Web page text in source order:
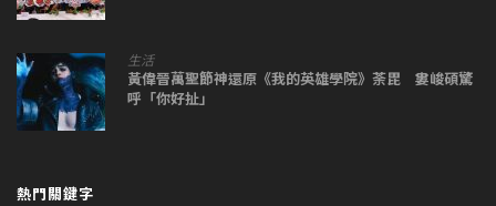
生活
黃偉晉萬聖節神還原《我的英雄學院》荼毘 婁峻碩驚
呼「你好扯」
熱門關鍵字